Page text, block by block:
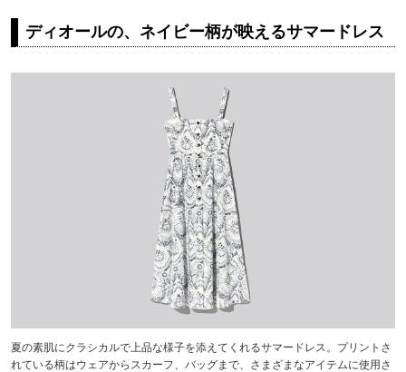
ディオールの、ネイビー柄が映えるサマードレス
夏の素肌にクラシカルで上品な様子を添えてくれるサマードレス。プリントさ
れている柄はウェアからスカーフ、バッグまで、さまざまなアイテムに使用さ